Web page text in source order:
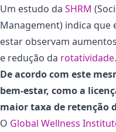
Um estudo da SHRM
Management) indica que
estar observam
e redução da rotatividade.
De acordo com este
bem-estar, como a
maior taxa de retenção
O Global Wellness